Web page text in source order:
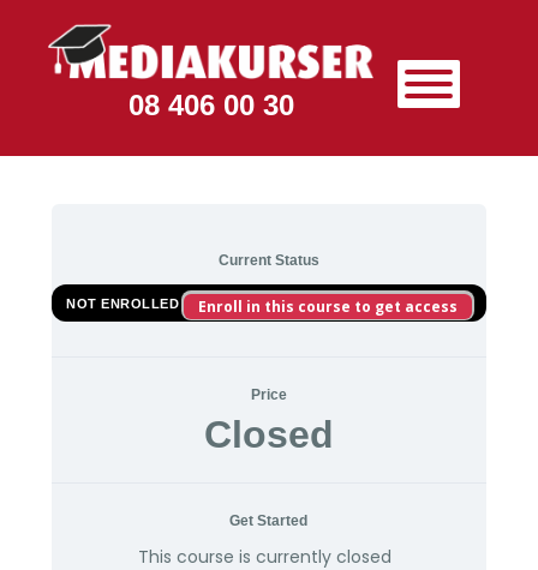
08 406 00 30
Current Status
NOT ENROLLED Enroll in this course to get access
Price
Closed
Get Started
This course is currently closed